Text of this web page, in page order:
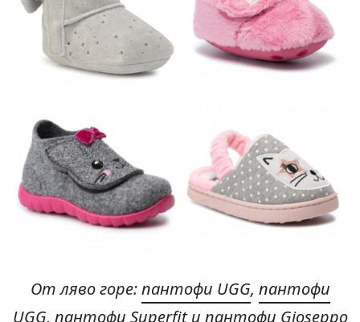
От ляво горе:пантофи UGG, пантофи
UGG, пантофи Superfit и пантофи Gioseppo